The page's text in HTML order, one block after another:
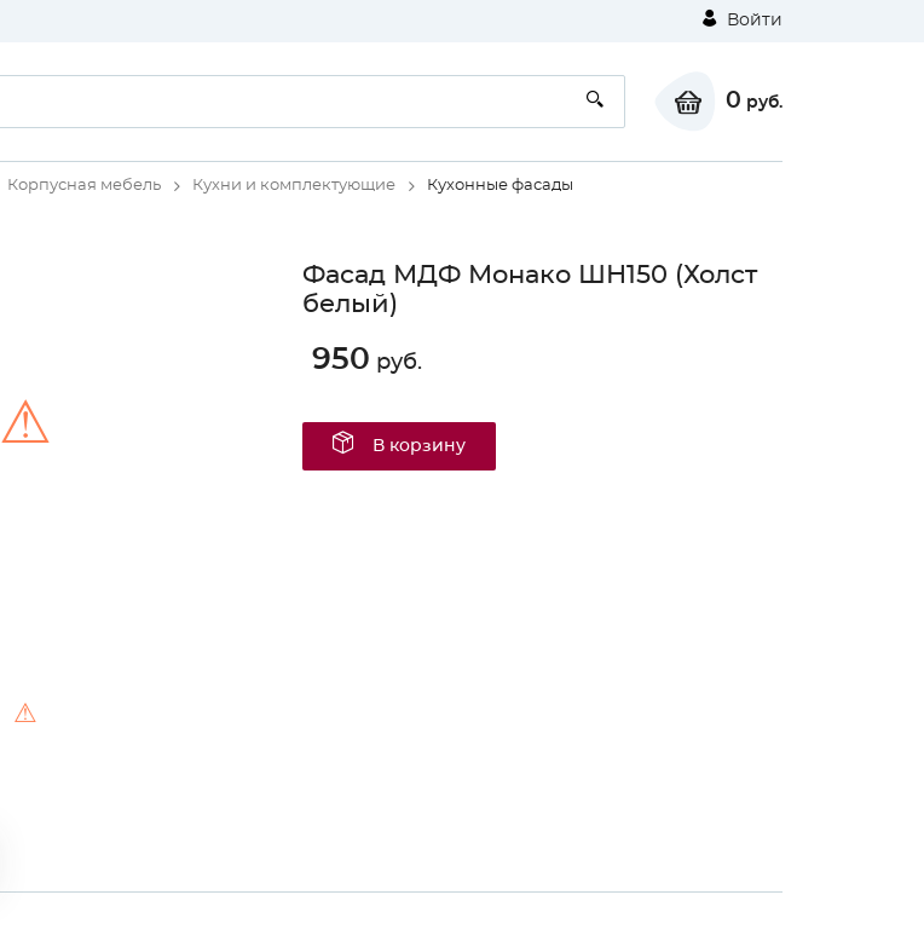
Войти
0 руб.
Корпусная мебель Кухни и комплектующие Кухонные фасады
⚠
⚠
Фасад МДФ Монако ШН150 (Холст
белый)
950 руб.
В корзину